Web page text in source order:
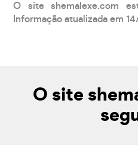
O site shemalexe.com
Informação atualizada em
O site